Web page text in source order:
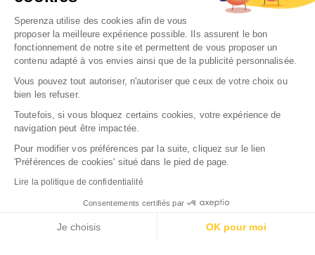
NOTRE SOCIÉTÉ

NOS MARQUES

2026 Sperenza
Conception & réalisation : SFI
Sperenza utilise des cookies afin de vous
proposer la meilleure expérience possible. Ils assurent le bon
fonctionnement de notre site et permettent de vous proposer un
contenu adapté à vos envies ainsi que de la publicité personnalisée.
Vous pouvez tout autoriser, n'autoriser que ceux de votre choix ou
bien les refuser.
Toutefois, si vous bloquez certains cookies, votre expérience de
navigation peut être impactée.
Pour modifier vos préférences par la suite, cliquez sur le lien
'Préférences de cookies' situé dans le pied de page.
Lire la politique de confidentialité
Consentements certifiés par
Je choisis OK pour moi